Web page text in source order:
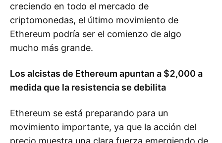
creciendo en todo el mercado de
criptomonedas, el último movimiento de
Ethereum podría ser el comienzo de algo
mucho más grande.
Los alcistas de Ethereum apuntan a $2,000 a
medida que la resistencia se debilita
Ethereum se está preparando para un
movimiento importante, ya que la acción del
precio muestra una clara fuerza emergiendo de